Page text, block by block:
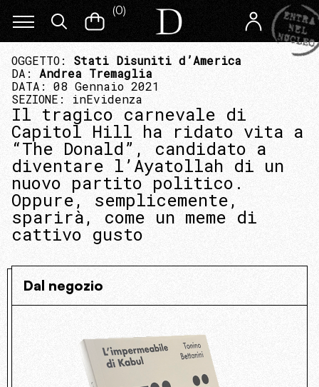
(0)
OGGETTO: Stati Disuniti d’America
DA: Andrea Tremaglia
DATA: 08 Gennaio 2021
SEZIONE: inEvidenza
Il tragico carnevale di
Capitol Hill ha ridato vita a
“The Donald”, candidato a
diventare l’Ayatollah di un
nuovo partito politico.
Oppure, semplicemente,
sparirà, come un meme di
cattivo gusto
Dal negozio